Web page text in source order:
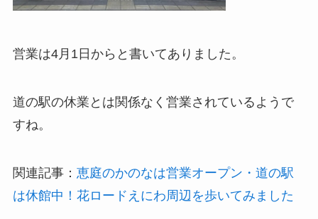
営業は4月1日からと書いてありました。
道の駅の休業とは関係なく営業されているようで
すね。
関連記事： 恵庭のかのなは営業オープン・道の駅
は休館中！花ロードえにわ周辺を歩いてみました